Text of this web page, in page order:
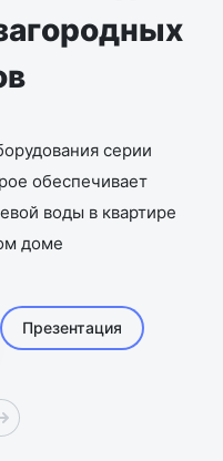
серии
обеспечивает
воды в квартире
доме
Презентация